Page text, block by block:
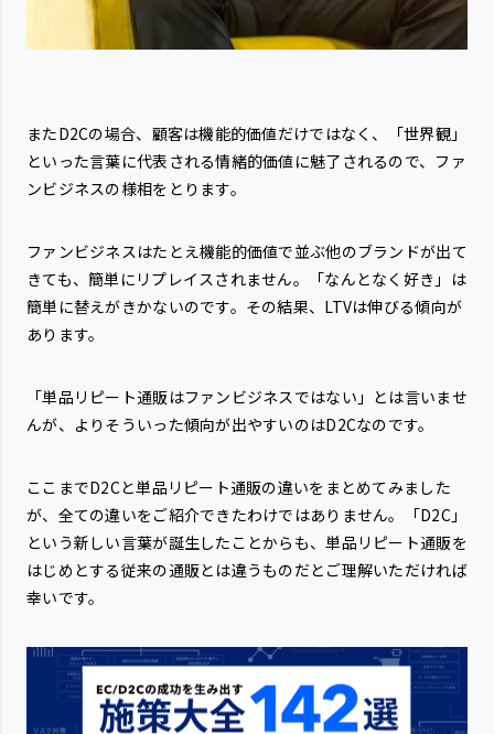
またD2Cの場合、顧客は機能的価値だけではなく、「世界観」
といった言葉に代表される情緒的価値に魅了されるので、ファ
ンビジネスの様相をとります。
ファンビジネスはたとえ機能的価値で並ぶ他のブランドが出て
きても、簡単にリプレイスされません。「なんとなく好き」は
簡単に替えがきかないのです。その結果、LTVは伸びる傾向が
あります。
「単品リピート通販はファンビジネスではない」とは言いませ
んが、よりそういった傾向が出やすいのはD2Cなのです。
ここまでD2Cと単品リピート通販の違いをまとめてみました
が、全ての違いをご紹介できたわけではありません。「D2C」
という新しい言葉が誕生したことからも、単品リピート通販を
はじめとする従来の通販とは違うものだとご理解いただければ
幸いです。